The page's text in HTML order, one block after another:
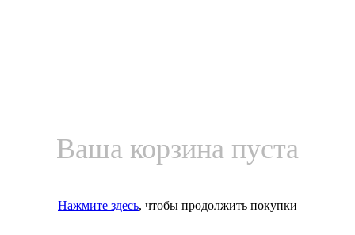
Ваша корзина пуста
Нажмите здесь, чтобы продолжить покупки